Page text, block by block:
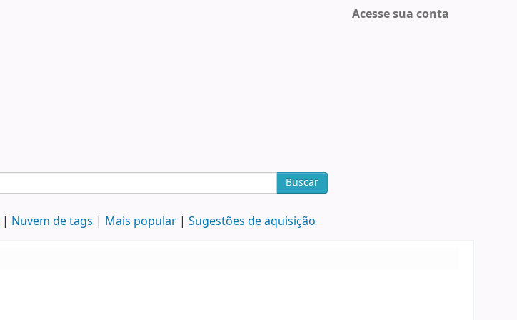
Acesse sua conta
Buscar
Nuvem de tags Mais popular Sugestões de aquisição